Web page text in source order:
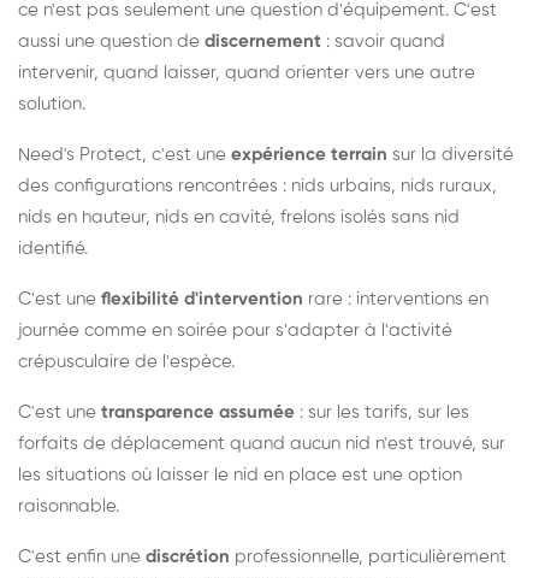
ce n'est pas seulement une question d'équipement. C'est
aussi une question de discernement : savoir quand
intervenir, quand laisser, quand orienter vers une autre
solution.
Need's Protect, c'est une expérience terrain sur la diversité
des configurations rencontrées : nids urbains, nids ruraux,
nids en hauteur, nids en cavité, frelons isolés sans nid
identifié.
C'est une flexibilité d'intervention rare : interventions en
journée comme en soirée pour s'adapter à l'activité
crépusculaire de l'espèce.
C'est une transparence assumée : sur les tarifs, sur les
forfaits de déplacement quand aucun nid n'est trouvé, sur
les situations où laisser le nid en place est une option
raisonnable.
C'est enfin une discrétion professionnelle, particulièrement